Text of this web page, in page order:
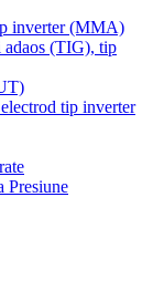
inverter (MMA)
adaos (TIG), tip
tip inverter
Presiune